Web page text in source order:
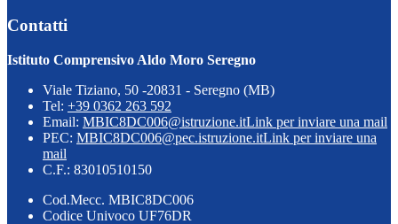
Contatti
Istituto Comprensivo Aldo Moro Seregno
Viale Tiziano, 50 -20831 - Seregno (MB)
Tel: +39 0362 263 592
Email: MBIC8DC006@istruzione.itLink per inviare una mail
PEC: MBIC8DC006@pec.istruzione.itLink per inviare una
mail
C.F.: 83010510150
Cod.Mecc. MBIC8DC006
Codice Univoco UF76DR